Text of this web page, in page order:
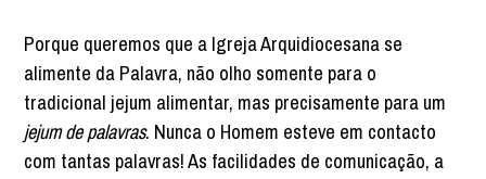
Porque queremos que a Igreja Arquidiocesana se
alimente da Palavra, não olho somente para o
tradicional jejum alimentar, mas precisamente para um
jejum de palavras. Nunca o Homem esteve em contacto
com tantas palavras! As facilidades de comunicação, a